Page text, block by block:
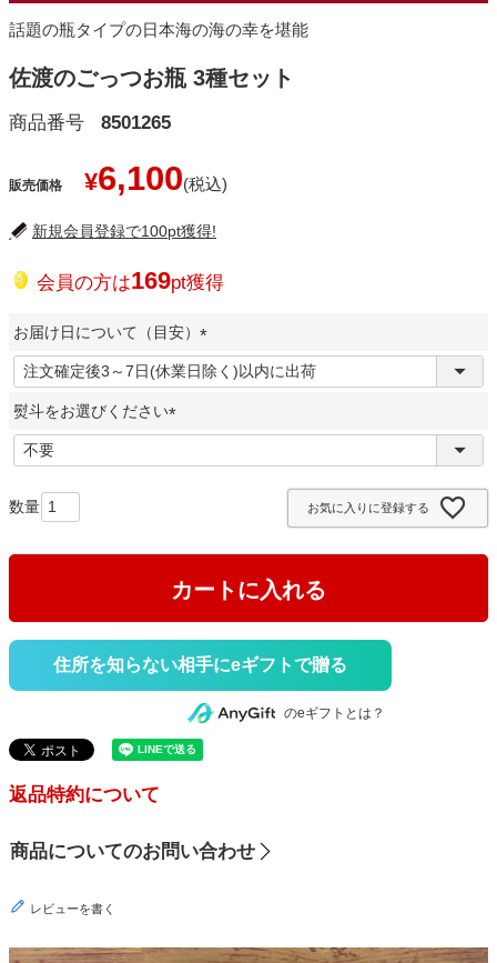
話題の瓶タイプの日本海の海の幸を堪能
佐渡のごっつお瓶 3種セット
商品番号 8501265
販売価格 ¥6,100
新規会員登録で100pt獲得!
会員の方は169pt獲得
お届け日について（目安）
(
必
)
熨斗をお選びください
必
お気に入りに登録する
カートに入れる
住所を知らない相手にeギフトで贈る
のeギフトとは？
返品特約について
商品についてのお問い合わせ
レビューを書く